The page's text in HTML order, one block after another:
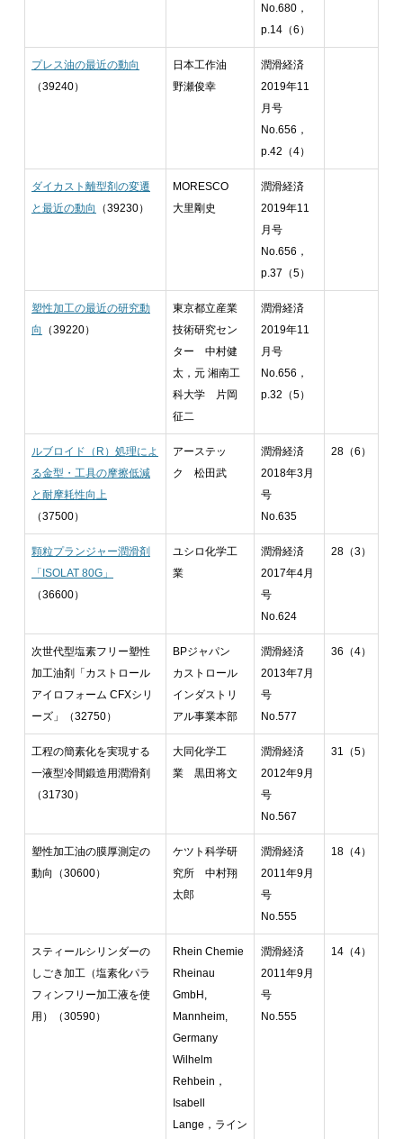
No.680，
p.14（6）
プレス油の最近の動向
（39240）
日本工作油
野瀬俊幸
潤滑経済
2019年11
月号
No.656，
p.42（4）
ダイカスト離型剤の変遷
と最近の動向
（39230）
MORESCO
大里剛史
潤滑経済
2019年11
月号
No.656，
p.37（5）
塑性加工の最近の研究動
向
（39220）
東京都立産業
技術研究セン
ター 中村健
太，元 湘南工
科大学 片岡
征二
潤滑経済
2019年11
月号
No.656，
p.32（5）
ルブロイド（R）処理によ
る金型・工具の摩擦低減
と耐摩耗性向上
（37500）
アーステッ
ク 松田武
潤滑経済
2018年3月
号
No.635
28（6）
顆粒プランジャー潤滑剤
「ISOLAT 80G」
（36600）
ユシロ化学工
業
潤滑経済
2017年4月
号
No.624
28（3）
次世代型塩素フリー塑性
加工油剤「カストロール
アイロフォーム CFXシリ
ーズ」（32750）
BPジャパン
カストロール
インダストリ
アル事業本部
潤滑経済
2013年7月
号
No.577
36（4）
工程の簡素化を実現する
一液型冷間鍛造用潤滑剤
（31730）
大同化学工
業 黒田将文
潤滑経済
2012年9月
号
No.567
31（5）
塑性加工油の膜厚測定の
動向（30600）
ケツト科学研
究所 中村翔
太郎
潤滑経済
2011年9月
号
No.555
18（4）
スティールシリンダーの
しごき加工（塩素化パラ
フィンフリー加工液を使
用）（30590）
Rhein Chemie
Rheinau
GmbH,
Mannheim,
Germany
Wilhelm
Rehbein，
Isabell
Lange，ライン
潤滑経済
2011年9月
号
No.555
14（4）